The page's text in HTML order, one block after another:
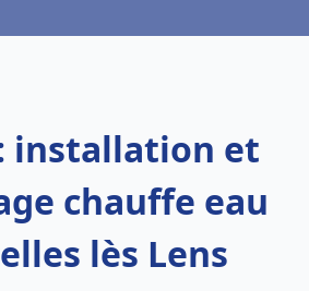
installation et
chauffe eau
lès Lens